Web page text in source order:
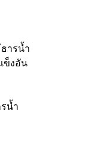
ารน้ำ
ข็งอัน
น้ำ